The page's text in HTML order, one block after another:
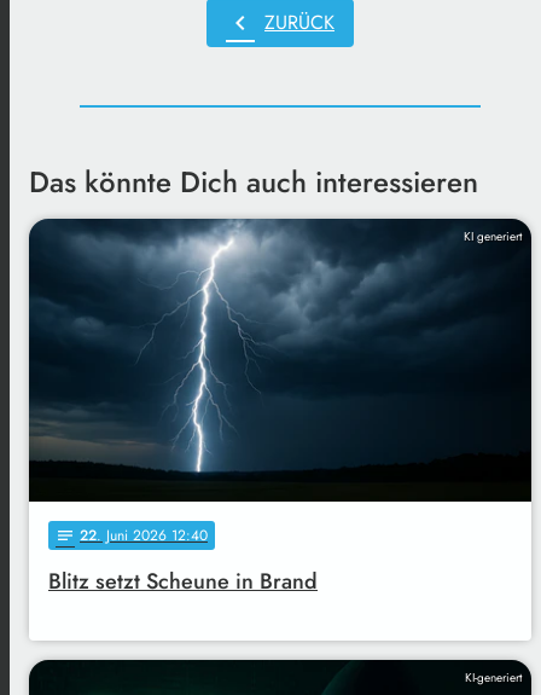
chevron_left ZURÜCK
Das könnte Dich auch interessieren
KI generiert
notes 22. Juni 2026 12:40
Blitz setzt Scheune in Brand
KI-generiert